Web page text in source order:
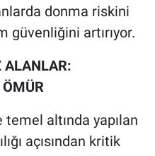
donma riskini
güvenliğini artırıyor.
ALANLAR:
altında yapılan
açısından kritik